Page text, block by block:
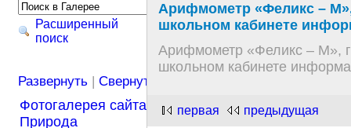
Расширенный
поиск
Развернуть |Свернуть
Фотогалерея сайта Началка.com
Природа
Арифмометр «Феликс –
школьном кабинете
Арифмометр «Феликс – М»,
школьном кабинете
первая предыдущая